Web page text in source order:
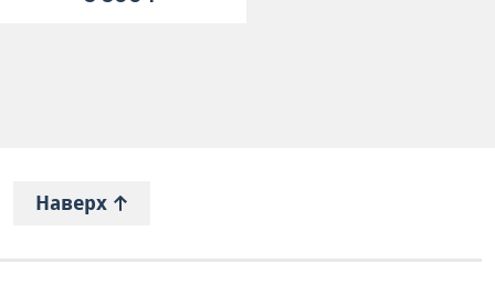
Наверх